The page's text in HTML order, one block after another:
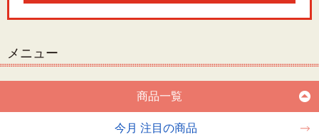
メニュー
商品一覧
今月 注目の商品